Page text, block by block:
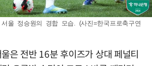
서울 정승원의 경합 모습. (사진=한국프로축구연
은 전반 16분 후이즈가 상대 페널티